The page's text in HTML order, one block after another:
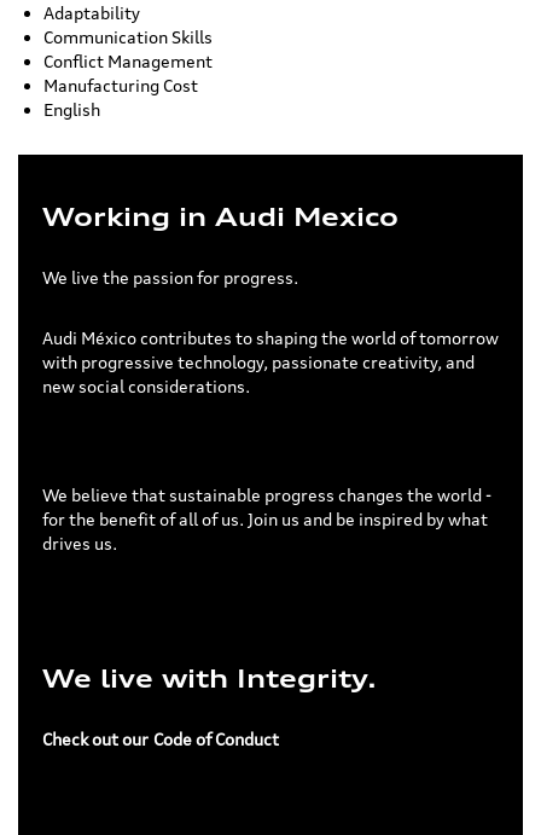
Adaptability
Communication Skills
Conflict Management
Manufacturing Cost
English
Working in Audi Mexico
We live the passion for progress.
Audi México contributes to shaping the world of tomorrow
with progressive technology, passionate creativity, and
new social considerations.
We believe that sustainable progress changes the world -
for the benefit of all of us. Join us and be inspired by what
drives us.
We live with Integrity.
Check out our Code of Conduct